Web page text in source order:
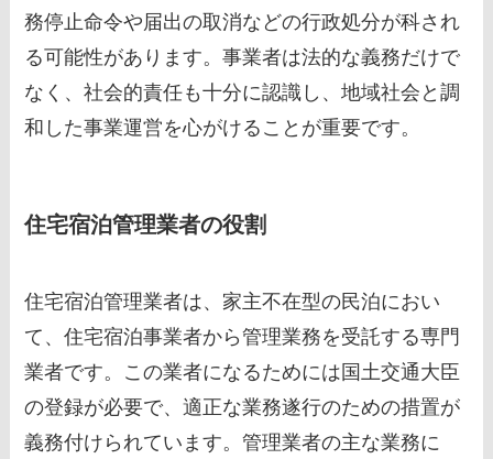
務停止命令や届出の取消などの行政処分が科され
る可能性があります。事業者は法的な義務だけで
なく、社会的責任も十分に認識し、地域社会と調
和した事業運営を心がけることが重要です。
住宅宿泊管理業者の役割
住宅宿泊管理業者は、家主不在型の民泊におい
て、住宅宿泊事業者から管理業務を受託する専門
業者です。この業者になるためには国土交通大臣
の登録が必要で、適正な業務遂行のための措置が
義務付けられています。管理業者の主な業務に